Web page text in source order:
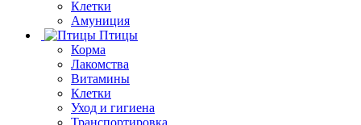
Клетки
Амуниция
Птицы
Корма
Лакомства
Витамины
Клетки
Уход и гигиена
Транспортировка